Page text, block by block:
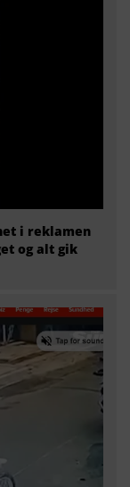
i reklamen
og alt gik